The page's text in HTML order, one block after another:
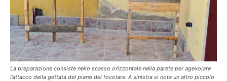
La preparazione consiste nello scasso orizzontale nella parete per agevolare
l’attacco della gettata del piano del focolare. A sinistra si nota un altro piccolo